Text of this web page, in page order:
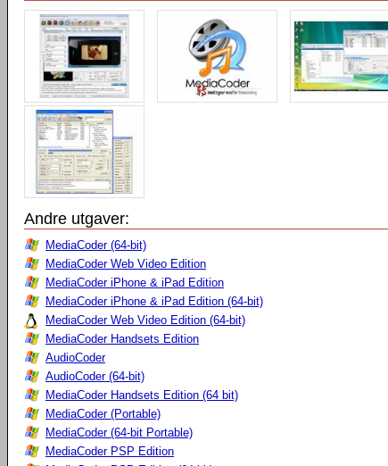
Andre utgaver:
MediaCoder (64-bit)
MediaCoder Web Video Edition
MediaCoder iPhone & iPad Edition
MediaCoder iPhone & iPad Edition (64-bit)
MediaCoder Web Video Edition (64-bit)
MediaCoder Handsets Edition
AudioCoder
AudioCoder (64-bit)
MediaCoder Handsets Edition (64 bit)
MediaCoder (Portable)
MediaCoder (64-bit Portable)
MediaCoder PSP Edition